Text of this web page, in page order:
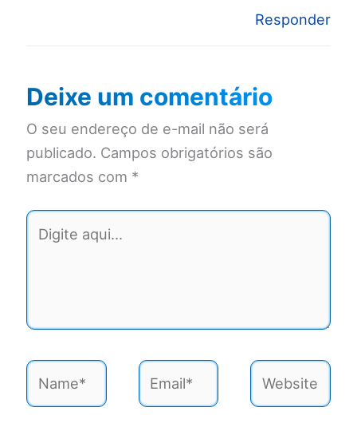
Responder
Deixe um comentário
O seu endereço de e-mail não será
publicado. Campos obrigatórios são
marcados com *
Digite
aqui...
Name* Email* Website